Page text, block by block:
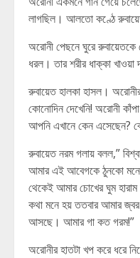
লাগছিল। আলতো কণ্ঠে
অরোনী পেছনে ঘুরে রুবায়েতকে
ধরল। তার শরীর ধাক্কা
রুবায়েত হালকা হাসল।
কোনোদিন দেখেনি! অরোনী
আপনি এখানে কেন এসেছেন?
রুবায়েত নরম গলায় বলল,”
আমার এই আবেগকে ঠুনকো মনে
থেকেই আমার চোখের ঘুম
কথা মনে হয় ততবার আমার
আসছে। আমার গা কত গরম!”
অরোনীর হাতটা খপ করে ধরে